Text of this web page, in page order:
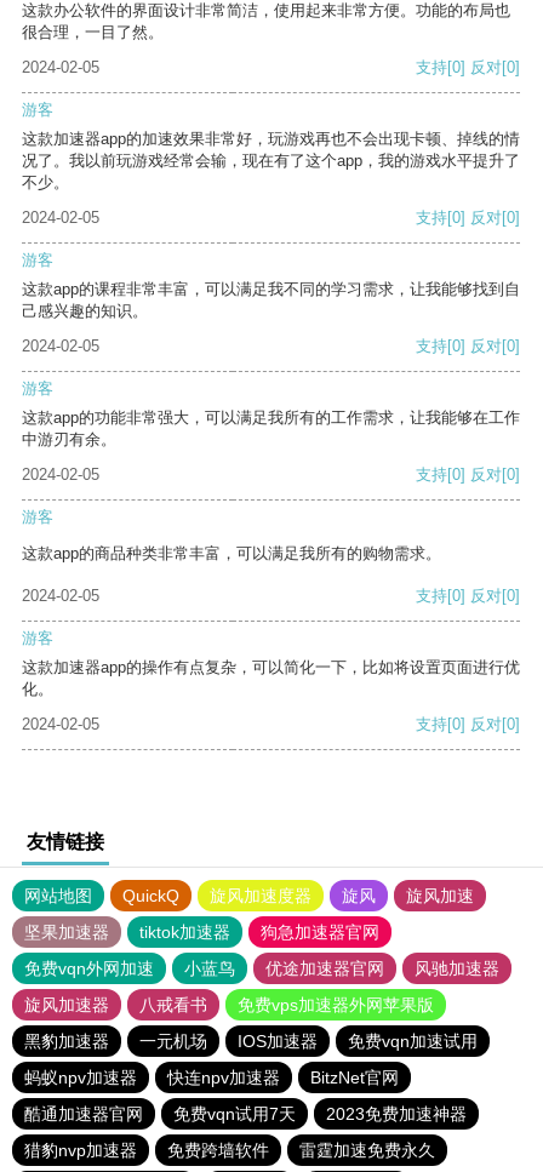
这款办公软件的界面设计非常简洁，使用起来非常方便。功能的布局也
很合理，一目了然。
2024-02-05
支持[0] 反对[0]
游客
这款加速器app的加速效果非常好，玩游戏再也不会出现卡顿、掉线的情
况了。我以前玩游戏经常会输，现在有了这个app，我的游戏水平提升了
不少。
2024-02-05
支持[0] 反对[0]
游客
这款app的课程非常丰富，可以满足我不同的学习需求，让我能够找到自
己感兴趣的知识。
2024-02-05
支持[0] 反对[0]
游客
这款app的功能非常强大，可以满足我所有的工作需求，让我能够在工作
中游刃有余。
2024-02-05
支持[0] 反对[0]
游客
这款app的商品种类非常丰富，可以满足我所有的购物需求。
2024-02-05 支持[0] 反对[0]
游客
这款加速器app的操作有点复杂，可以简化一下，比如将设置页面进行优
化。
2024-02-05
支持[0] 反对[0]
友情链接
网站地图 QuickQ 旋风加速度器 旋风
旋风加速
坚果加速器
tiktok加速器
狗急加速器官网
免费vqn外网加速
小蓝鸟 优途加速器官网
风驰加速器
旋风加速器
八戒看书
免费vps加速器外网苹果版
黑豹加速器
一元机场 IOS加速器
免费vqn加速试用
蚂蚁npv加速器
快连npv加速器
BitzNet官网
酷通加速器官网
免费vqn试用7天
2023免费加速神器
猎豹nvp加速器
免费跨墙软件 雷霆加速免费永久